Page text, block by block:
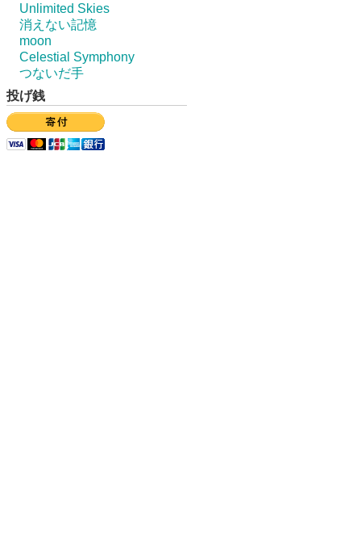
Unlimited Skies
消えない記憶
moon
Celestial Symphony
つないだ手
投げ銭